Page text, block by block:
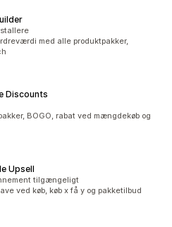
med alle produktpakker,
Discounts
BOGO, rabat ved mængdekøb og
Upsell
tilgængeligt
ved køb, køb x få y og pakketilbud